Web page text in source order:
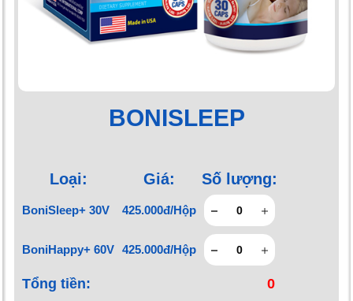
BONISLEEP
Loại: Giá: Số lượng:
BoniSleep+ 30V 425.000đ/Hộp
BoniHappy+ 60V 425.000đ/Hộp
Tổng tiền: 0